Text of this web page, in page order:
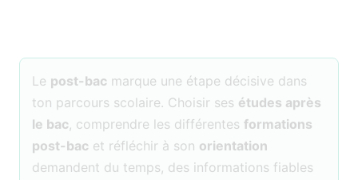
Le post-bac marque une étape décisive dans
ton parcours scolaire. Choisir ses études après
le bac, comprendre les différentes formations
post-bac et réfléchir à son orientation
demandent du temps, des informations fiables